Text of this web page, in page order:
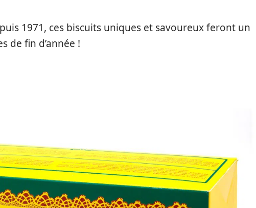
1971, ces biscuits uniques et savoureux feront un
de fin d’année !